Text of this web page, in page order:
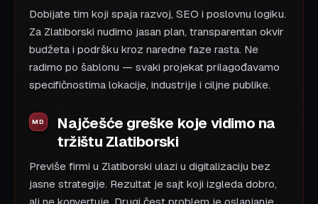
Dobijate tim koji spaja razvoj, SEO i poslovnu logiku.
Za Zlatiborski nudimo jasan plan, transparentan okvir
budžeta i podršku kroz naredne faze rasta. Ne
radimo po šablonu — svaki projekat prilagođavamo
specifičnostima lokacije, industrije i ciljne publike.
Najčešće greške koje vidimo na
tržištu Zlatiborski
Previše firmi u Zlatiborski ulazi u digitalizaciju bez
jasne strategije. Rezultat je sajt koji izgleda dobro,